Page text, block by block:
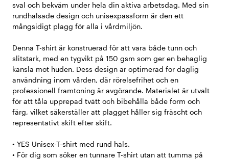
sval och bekväm under hela din aktiva arbetsdag. Med sin
rundhalsade design och unisexpassform är den ett
mångsidigt plagg för alla i vårdmiljön.
Denna T-shirt är konstruerad för att vara både tunn och
slitstark, med en tygvikt på 150 gsm som ger en behaglig
känsla mot huden. Dess design är optimerad för daglig
användning inom vården, där rörelsefrihet och en
professionell framtoning är avgörande. Materialet är utvalt
för att tåla upprepad tvätt och bibehålla både form och
färg, vilket säkerställer att plagget håller sig fräscht och
representativt skift efter skift.
• YES Unisex-T-shirt med rund hals.
• För dig som söker en tunnare T-shirt utan att tumma på